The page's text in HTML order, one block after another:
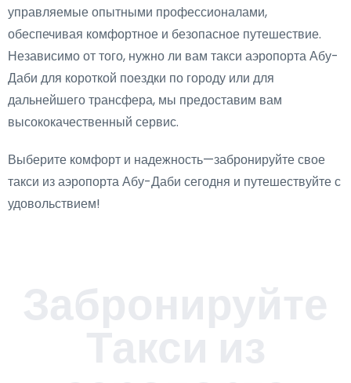
управляемые опытными профессионалами,
обеспечивая комфортное и безопасное путешествие.
Независимо от того, нужно ли вам такси аэропорта Абу-
Даби для короткой поездки по городу или для
дальнейшего трансфера, мы предоставим вам
высококачественный сервис.
Выберите комфорт и надежность—забронируйте свое
такси из аэропорта Абу-Даби сегодня и путешествуйте с
удовольствием!